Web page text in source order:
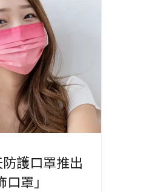
護口罩推出
口罩」